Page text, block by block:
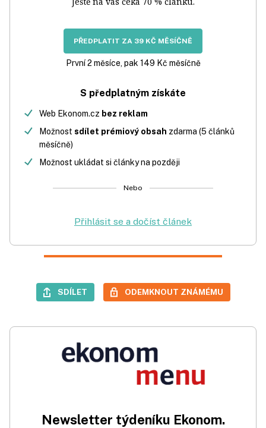
PŘEDPLATIT ZA 39 KČ MĚSÍČNĚ
První 2 měsíce, pak 149 Kč měsíčně
S předplatným získáte
Web Ekonom.cz bez reklam
Možnost sdílet prémiový obsah zdarma (5 článků
měsíčně)
Možnost ukládat si články na později
Nebo
Přihlásit se a dočíst článek
SDÍLET ODEMKNOUT ZNÁMÉMU
Newsletter týdeníku Ekonom.